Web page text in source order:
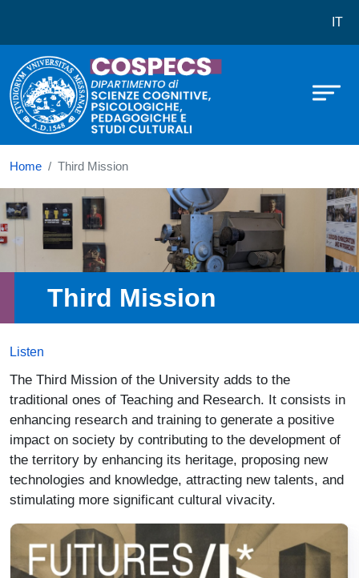
Dipartimento di Scienze IT
Home Third Mission
Third Mission
Listen
The Third Mission of the University adds to the
traditional ones of Teaching and Research. It consists in
enhancing research and training to generate a positive
impact on society by contributing to the development of
the territory by enhancing its heritage, proposing new
technologies and knowledge, attracting new talents, and
stimulating more significant cultural vivacity.
Immagine